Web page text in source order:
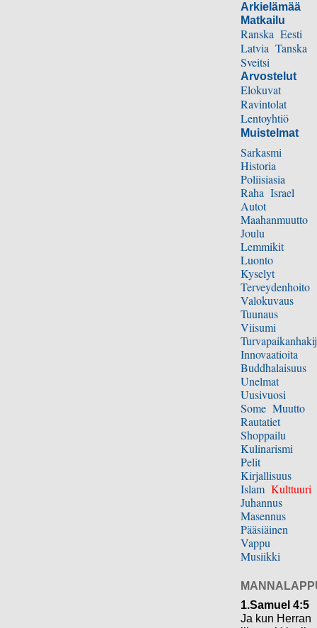
Arkielämää
Matkailu
Ranska Eesti
Latvia Tanska
Sveitsi
Arvostelut
Elokuvat
Ravintolat
Lentoyhtiö
Muistelmat
Sarkasmi
Historia
Poliisiasia
Raha Israel
Autot
Maahanmuutto
Joulu
Lemmikit
Luonto
Kyselyt
Terveydenhoito
Valokuvaus
Tuunaus
Viisumi
Innovaatioita
Buddhalaisuus
Unelmat
Uusivuosi
Some Muutto
Rautatiet
Shoppailu
Kulinarismi
Pelit
Kirjallisuus
Islam Kulttuuri
Juhannus
Masennus
Pääsiäinen
Vappu
Musiikki
1.Samuel 4:5
Ja kun Herran